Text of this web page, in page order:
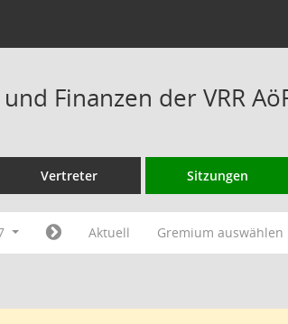
Finanzen der VRR
Vertreter Sitzungen
Aktuell Gremium auswählen